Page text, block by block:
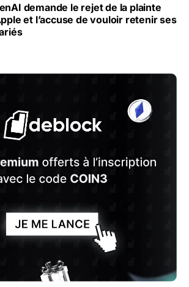
demande le rejet de la plainte
et l’accuse de vouloir retenir ses